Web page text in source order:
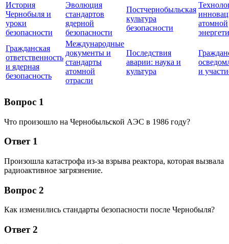
История
Чернобыля и
уроки
безопасности
Эволюция
стандартов
ядерной
безопасности
Постчернобыльская
культура
безопасности
атомной
Гражданская
ответственность
и ядерная
безопасность
Международные
документы и
стандарты
атомной
отрасли
Последствия
аварии: наука и
культура
и
Вопрос 1
Что произошло на Чернобыльской АЭС в 1986 году?
Ответ 1
Произошла катастрофа из-за взрыва реактора, которая вызвала
радиоактивное загрязнение.
Вопрос 2
Как изменились стандарты безопасности после Чернобыля?
Ответ 2